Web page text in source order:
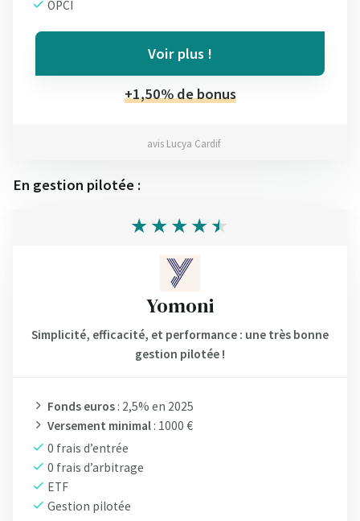
OPCI
Voir plus !
+1,50% de bonus
avis Lucya Cardif
En gestion pilotée :
Yomoni
Simplicité, efficacité, et performance : une très bonne
gestion pilotée !
Fonds euros : 2,5% en 2025
Versement minimal : 1000 €
0 frais d’entrée
0 frais d’arbitrage
ETF
Gestion pilotée